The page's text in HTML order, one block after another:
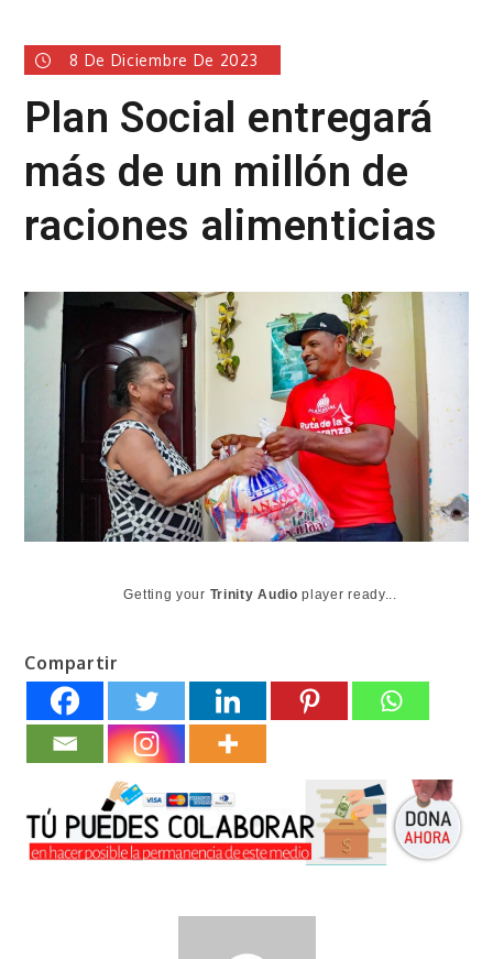
8 De Diciembre De 2023
Plan Social entregará
más de un millón de
raciones alimenticias
Getting your Trinity Audio player ready...
Compartir